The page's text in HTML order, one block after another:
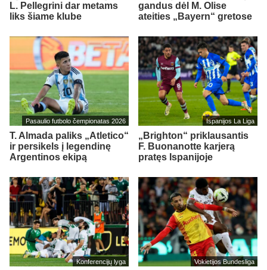
L. Pellegrini dar metams
liks šiame klube
gandus dėl M. Olise
ateities „Bayern“ gretose
Pasaulio futbolo čempionatas 2026
T. Almada paliks „Atletico“
ir persikels į legendinę
Argentinos ekipą
Ispanijos La Liga
„Brighton“ priklausantis
F. Buonanotte karjerą
pratęs Ispanijoje
Konferencijų lyga Vokietijos Bundesliga